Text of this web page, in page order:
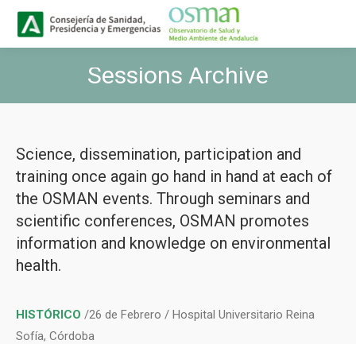
Sessions Archive
You are here:
Science, dissemination, participation and
training once again go hand in hand at each of
the OSMAN events. Through seminars and
scientific conferences, OSMAN promotes
information and knowledge on environmental
health.
HISTÓRICO /26 de Febrero / Hospital Universitario Reina
Sofía, Córdoba